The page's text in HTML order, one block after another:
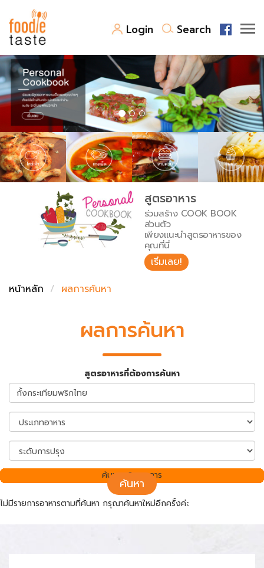
Login Search
สูตรอาหาร
สูตรอาหารล่าสุด
Top Foodie
พาไปชิม
สารพันก้นครัว
เคล็ดลับน่ารู้
เปรียบเทียบหน่วยการตวง
เปรียบเทียบอุณหภูมิ
เปรียบเทียบน้ำหนักวัตถุดิบ
FoodPedia
สร้าง Cookbook
สูตรอาหาร
ร่วมสร้าง COOK BOOK
ส่วนตัว
เพียงแนะนำสูตรอาหารของ
คุณที่นี่
เริ่มเลย!
หน้าหลัก
ผลการค้นหา
ผลการค้นหา
สูตรอาหารที่ต้องการค้นหา
ค้นหา
ไม่มีรายการอาหารตามที่ค้นหา กรุณาค้นหาใหม่อีกครั้งค่ะ
ค้นพบ 0 รายการ